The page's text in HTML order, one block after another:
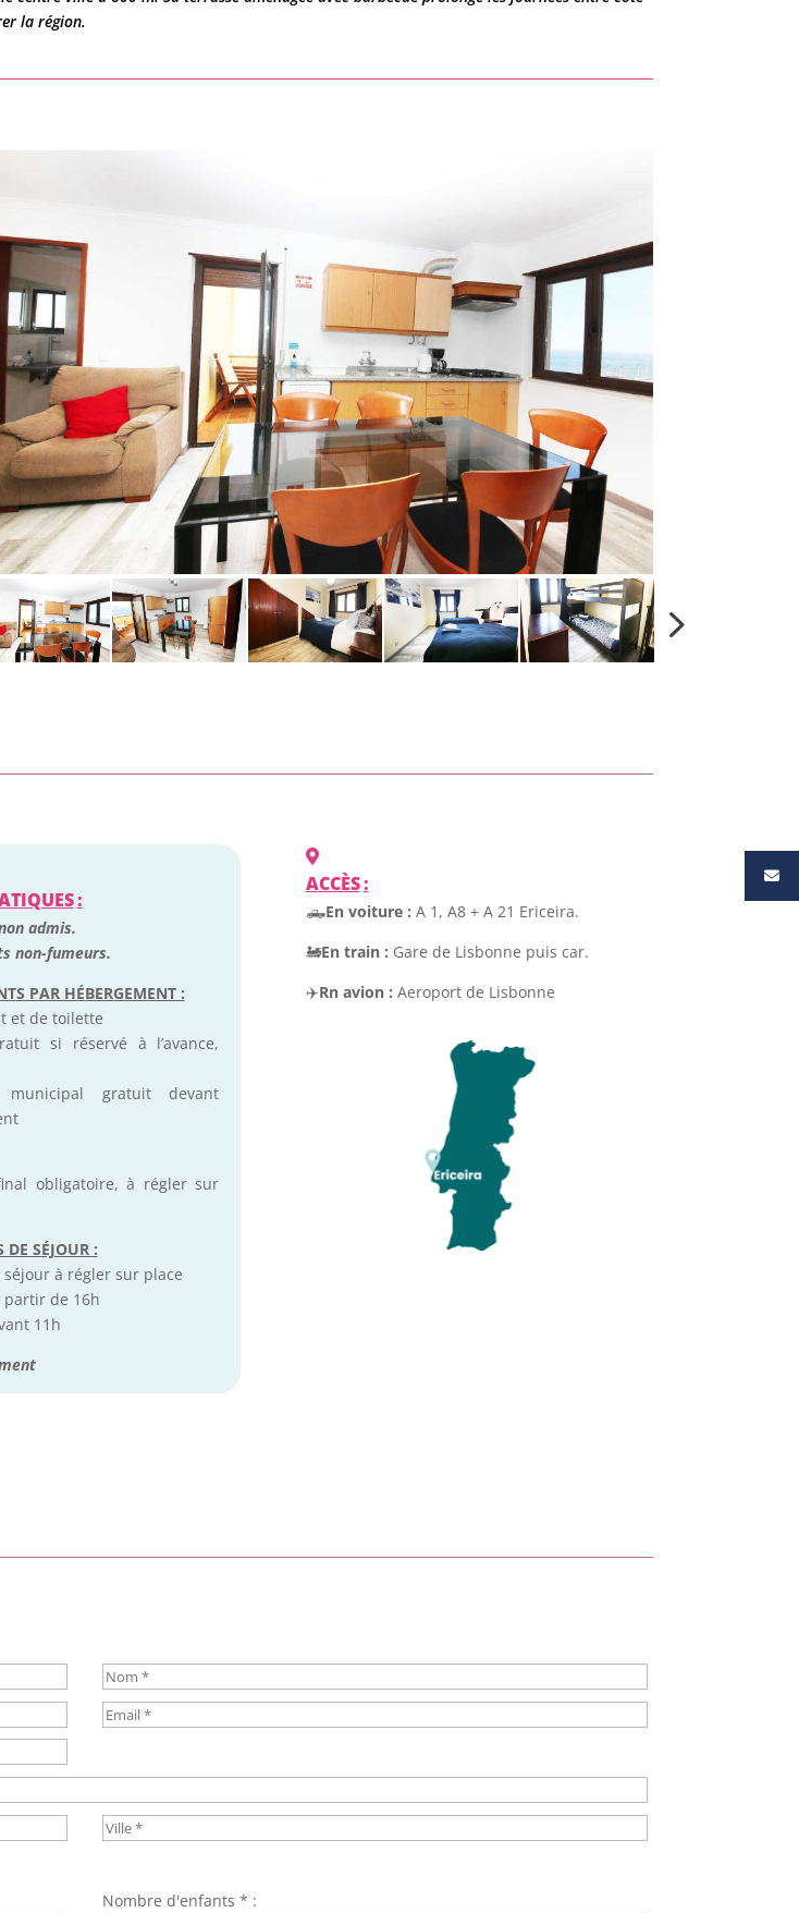
la région.
:
admis.
non-fumeurs.
PAR HÉBERGEMENT :
et de toilette
si réservé à l’avance,
municipal gratuit devant
obligatoire, à régler sur
DE SÉJOUR :
séjour à régler sur place
partir de 16h
11h
ACCÈS:
🛻En voiture : A 1, A8 + A 21 Ericeira.
🚂En train : Gare de Lisbonne puis car.
✈️Rn avion : Aeroport de Lisbonne
Nombre d'enfants * :